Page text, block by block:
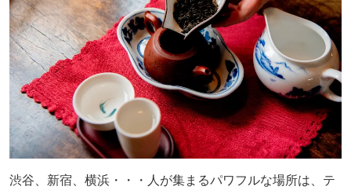
渋谷、新宿、横浜・・・人が集まるパワフルな場所は、テ